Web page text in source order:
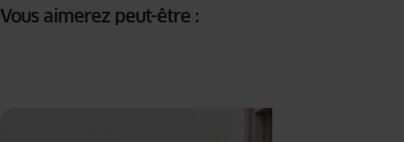
Vous aimerez peut-être :